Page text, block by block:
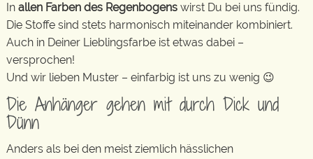
In allen Farben des Regenbogens wirst Du bei uns fündig.
Die Stoffe sind stets harmonisch miteinander kombiniert.
Auch in Deiner Lieblingsfarbe ist etwas dabei –
versprochen!
Und wir lieben Muster – einfarbig ist uns zu wenig 😉
Die Anhänger gehen mit durch Dick und
Dünn
Anders als bei den meist ziemlich hässlichen